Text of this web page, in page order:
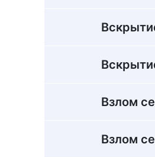
Взлом
Взлом